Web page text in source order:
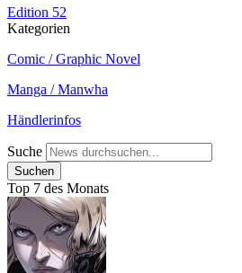
Edition 52
Kategorien
Comic / Graphic Novel
Manga / Manwha
Händlerinfos
Suche
Top 7 des Monats